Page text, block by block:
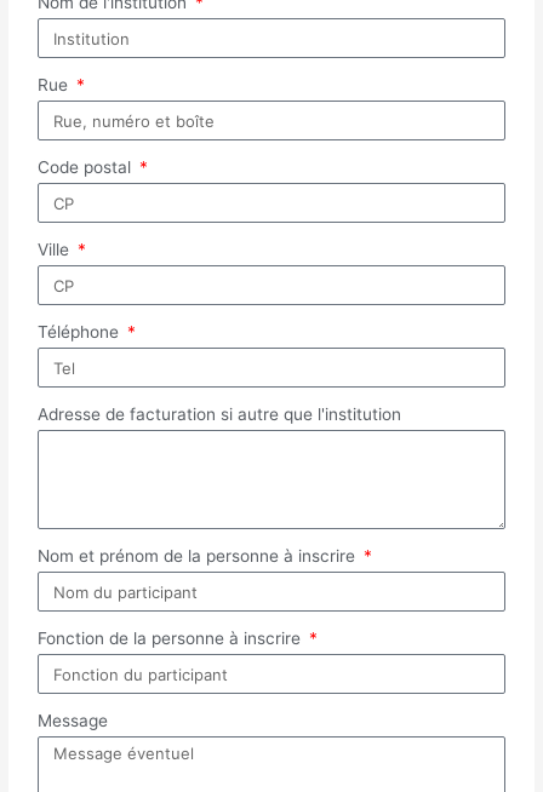
Rue
Code postal
Ville
Téléphone
Adresse de facturation si autre que l'institution
Nom et prénom de la personne à inscrire
Fonction de la personne à inscrire
Message